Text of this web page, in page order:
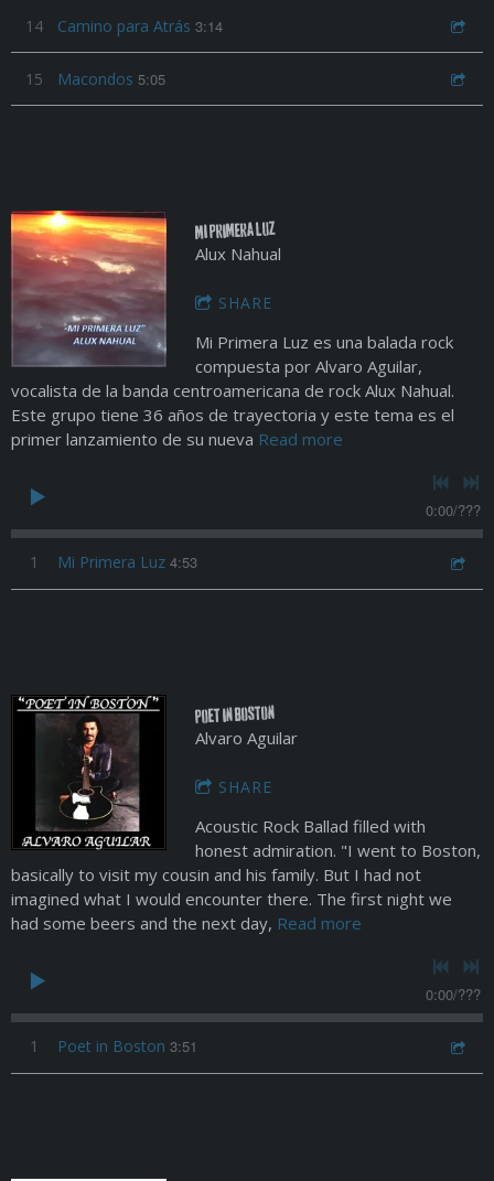
14 Camino para Atrás 3:14
15 Macondos 5:05
Mi Primera Luz
Alux Nahual
SHARE
Mi Primera Luz es una balada rock
compuesta por Alvaro Aguilar,
vocalista de la banda centroamericana de rock Alux Nahual.
Este grupo tiene 36 años de trayectoria y este tema es el
primer lanzamiento de su nueva Read more
0:00/???
1 Mi Primera Luz 4:53
Poet in Boston
Alvaro Aguilar
SHARE
Acoustic Rock Ballad filled with
honest admiration. "I went to Boston,
basically to visit my cousin and his family. But I had not
imagined what I would encounter there. The first night we
had some beers and the next day, Read more
0:00/???
1 Poet in Boston 3:51